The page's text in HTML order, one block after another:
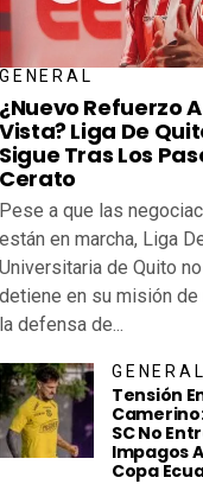
GENERAL
¿Nuevo Refuerzo
Vista? Liga De
Sigue Tras Los
Cerato
Pese a que las
están en marcha, Liga
Universitaria de Quito
detiene en su misión
la defensa de...
GENERAL
Tensión
SC No
Impagos
Copa